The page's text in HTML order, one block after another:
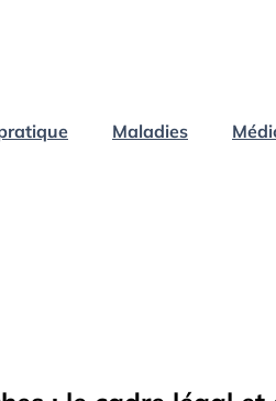
Maladies